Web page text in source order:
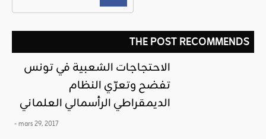
THE POST RECOMMENDS
الاحتجاجات الشعبية في تونس
تفضح وتعرّي النظام
الديمقراطي الرأسمالي العلماني
- mars 29, 2017